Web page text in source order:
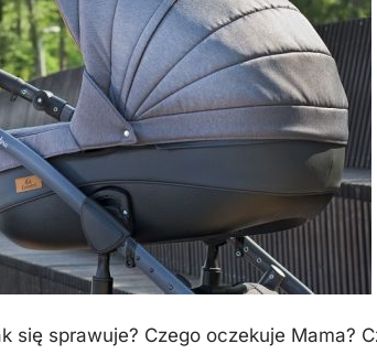
się sprawuje? Czego oczekuje Mama?